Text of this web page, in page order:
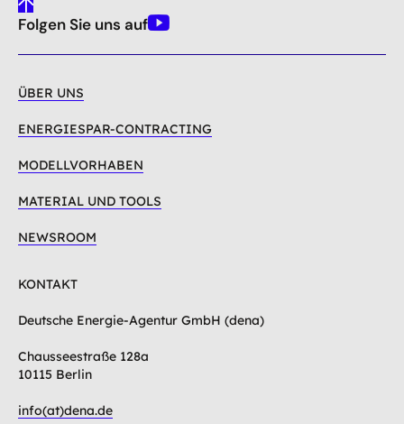
gehe
nach
Folgen Sie uns aufYoutube
ÜBER UNS
ENERGIESPAR-CONTRACTING
MODELLVORHABEN
MATERIAL UND TOOLS
NEWSROOM
KONTAKT
Deutsche Energie-Agentur GmbH (dena)
Chausseestraße 128a
10115 Berlin
info(at)dena.de